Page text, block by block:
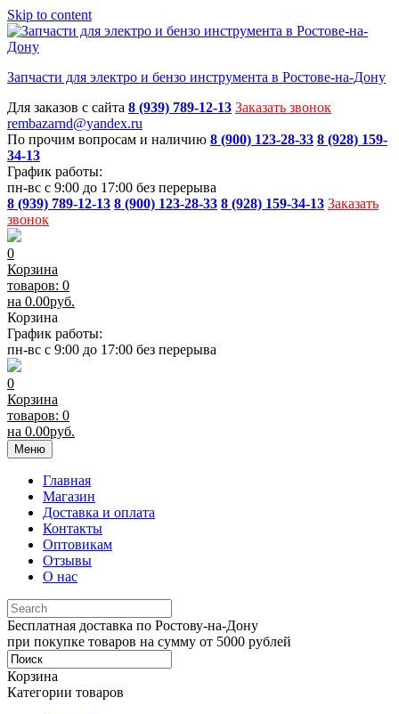
Skip to content
Запчасти для электро и бензо инструмента в Ростове-на-Дону
Для заказов с сайта 8 (939) 789-12-13 Заказать звонок
rembazarnd@yandex.ru
По прочим вопросам и наличию 8 (900) 123-28-33 8 (928) 159-
34-13
График работы:
пн-вс с 9:00 до 17:00 без перерыва
8 (939) 789-12-13 8 (900) 123-28-33 8 (928) 159-34-13 Заказать
звонок
0
Корзина
товаров: 0
на 0.00руб.
Корзина
График работы:
пн-вс с 9:00 до 17:00 без перерыва
0
Корзина
товаров: 0
на 0.00руб.
Меню
Главная
Магазин
Доставка и оплата
Контакты
Оптовикам
Отзывы
О нас
Бесплатная доставка по Ростову-на-Дону
при покупке товаров на сумму от 5000 рублей
Корзина
Категории товаров